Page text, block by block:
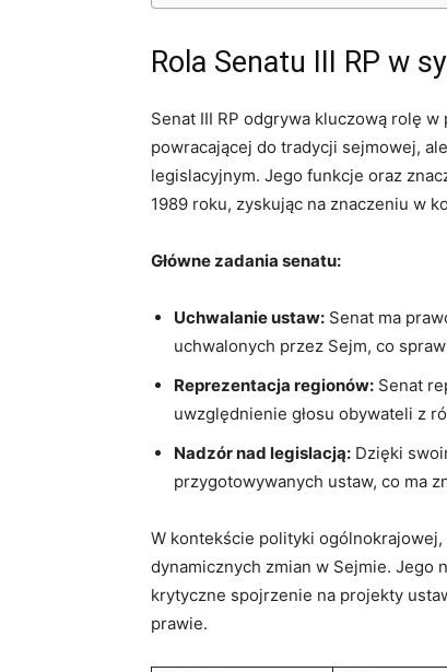
Rola Senatu III RP w
Senat III RP odgrywa kluczową rolę
powracającej do tradycji sejmowej,
legislacyjnym. Jego funkcje oraz
1989 roku, zyskując na znaczeniu w
Główne zadania senatu:
Uchwalanie ustaw: Senat ma
uchwalonych przez Sejm, co
Reprezentacja regionów: Senat
uwzględnienie głosu obywateli z
Nadzór nad legislacją: Dzięki
przygotowywanych ustaw, co ma
W kontekście polityki
dynamicznych zmian w Sejmie.
krytyczne spojrzenie na projekty
prawie.